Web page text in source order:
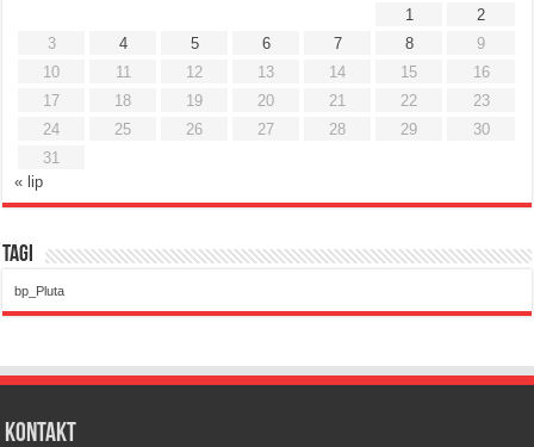
1
2
3
4 5 6 7 8
9
10
11 12 13 14 15
16
17
18 19 20 21 22
23
24
25 26 27 28 29
30
31
« lip
Tagi
bp_Pluta
Kontakt